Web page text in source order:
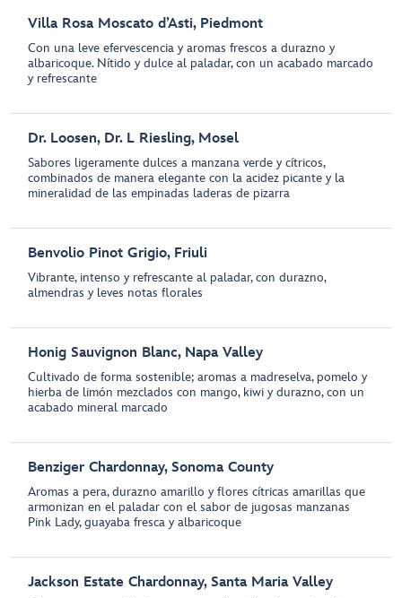
Villa Rosa Moscato d’Asti, Piedmont
Con una leve efervescencia y aromas frescos a durazno y
albaricoque. Nítido y dulce al paladar, con un acabado marcado
y refrescante
Dr. Loosen, Dr. L Riesling, Mosel
Sabores ligeramente dulces a manzana verde y cítricos,
combinados de manera elegante con la acidez picante y la
mineralidad de las empinadas laderas de pizarra
Benvolio Pinot Grigio, Friuli
Vibrante, intenso y refrescante al paladar, con durazno,
almendras y leves notas florales
Honig Sauvignon Blanc, Napa Valley
Cultivado de forma sostenible; aromas a madreselva, pomelo y
hierba de limón mezclados con mango, kiwi y durazno, con un
acabado mineral marcado
Benziger Chardonnay, Sonoma County
Aromas a pera, durazno amarillo y flores cítricas amarillas que
armonizan en el paladar con el sabor de jugosas manzanas
Pink Lady, guayaba fresca y albaricoque
Jackson Estate Chardonnay, Santa Maria Valley